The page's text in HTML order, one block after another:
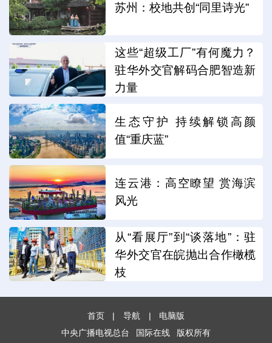
苏州：校地共创“同里诗光”
这些“超级工厂”有何魔力？
驻华外交官解码合肥智造新
力量
生态守护 持续解锁高颜
值“重庆蓝”
连云港：高空瞭望 赏海滨
风光
从“看展厅”到“谈落地”：驻
华外交官在皖抛出合作橄榄
枝
首页 | 导航 |
电脑版
中央广播电视总台
国际在线 版权所有